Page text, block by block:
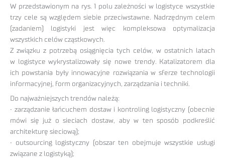
W przedstawionym na rys. 1 polu zależności w logistyce wszystkie
trzy cele są względem siebie przeciwstawne. Nadrzędnym celem
(zadaniem) logistyki jest więc kompleksowa optymalizacja
wszystkich celów cząstkowych.
Z związku z potrzebą osiągnięcia tych celów, w ostatnich latach
w logistyce wykrystalizowały się nowe trendy. Katalizatorem dla
ich powstania były innowacyjne rozwiązania w sferze technologii
informacyjnej, form organizacyjnych, zarządzania i techniki.
Do najważniejszych trendów należą:
• zarządzanie łańcuchem dostaw i kontroling logistyczny (obecnie
mówi się już o sieciach dostaw, aby w ten sposób podkreślić
architekturę sieciową);
• outsourcing logistyczny (obszar ten obejmuje wszystkie usługi
związane z logistyką);